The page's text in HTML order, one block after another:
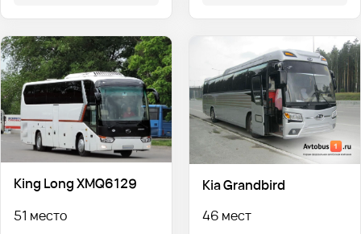
King Long XMQ6129
51 место
Kia Grandbird
46 мест